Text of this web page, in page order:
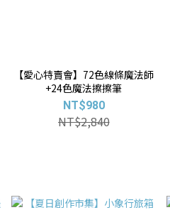
【愛心特賣會】72色線條魔法師
+24色魔法擦擦筆
NT$980
NT$2,840